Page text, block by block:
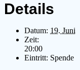
Details
Datum: 19. Juni
Zeit:
20:00
Eintritt: Spende